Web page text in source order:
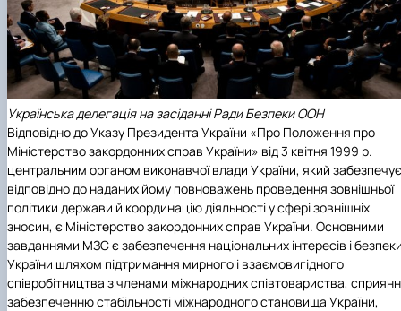
Українська делегація на засіданні Ради Безпеки ООН
Відповідно до Указу Президента України «Про Положення про
Міністерство закордонних справ України» від 3 квітня 1999 р.
центральним органом виконавчої влади України, який забезпечує
відповідно до наданих йому повноважень проведення зовнішньої
політики держави й координацію діяльності у сфері зовнішніх
зносин, є Міністерство закордонних справ України. Основними
завданнями МЗС є забезпечення національних інтересів і
України шляхом підтримання мирного і взаємовигідного
співробітництва з членами міжнародних співтовариства,
забезпеченню стабільності міжнародного становища України,